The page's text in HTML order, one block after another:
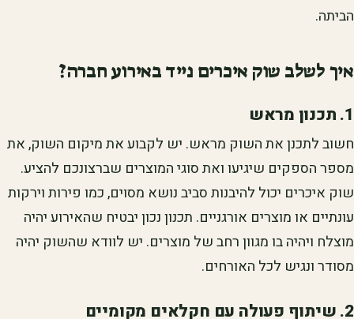
הביתה.
איך לשלב שוק איכרים נייד באירוע חברה?
1. תכנון מראש
חשוב לתכנן את השוק מראש. יש לקבוע את מיקום השוק, את
מספר הספקים שיגיעו ואת סוגי המוצרים שברצונכם להציע.
שוק איכרים יכול להיבנות סביב נושא מסוים, כמו פירות וירקות
עונתיים או מוצרים אורגניים. תכנון נכון יבטיח שהאירוע יהיה
מוצלח ויהיה בו מגוון רחב של מוצרים. יש לוודא שהשוק יהיה
מסודר ונגיש לכל האורחים.
2. שיתוף פעולה עם חקלאים מקומיים